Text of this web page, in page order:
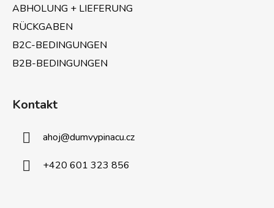
ABHOLUNG + LIEFERUNG
RÜCKGABEN
B2C-BEDINGUNGEN
B2B-BEDINGUNGEN
Kontakt
ahoj@dumvypinacu.cz
+420 601 323 856